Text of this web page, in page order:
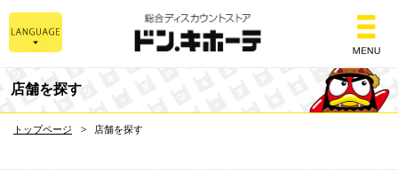
総合ディスカウント
店舗を探す
トップページ 店舗を探す